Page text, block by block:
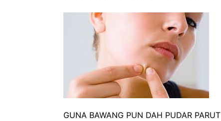
GUNA BAWANG PUN DAH PUDAR PARUT